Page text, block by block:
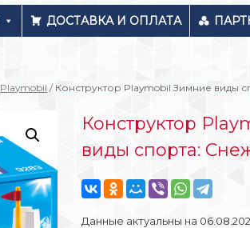
ДОСТАВКА И ОПЛАТА
Playmobil / Конструктор Playmobil Зимние виды
Конструктор
виды спорта:
Данные актуальны на